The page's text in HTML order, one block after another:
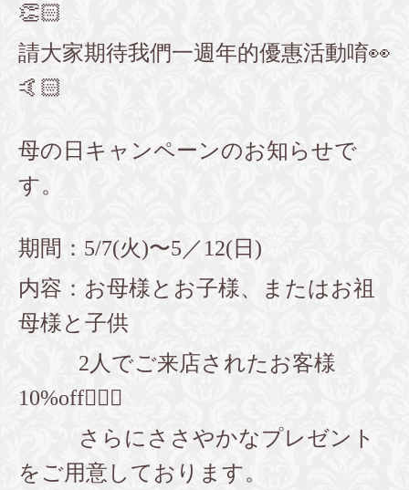
👏🏻
請大家期待我們一週年的優惠活動唷👀
🤙🏻
母の日キャンペーンのお知らせで
す。
期間：5/7(火)〜5／12(日)
内容：お母様とお子様、またはお祖
母様と子供
2人でご来店されたお客様
10%off💇🏻‍♀️
さらにささやかなプレゼント
をご用意しております。